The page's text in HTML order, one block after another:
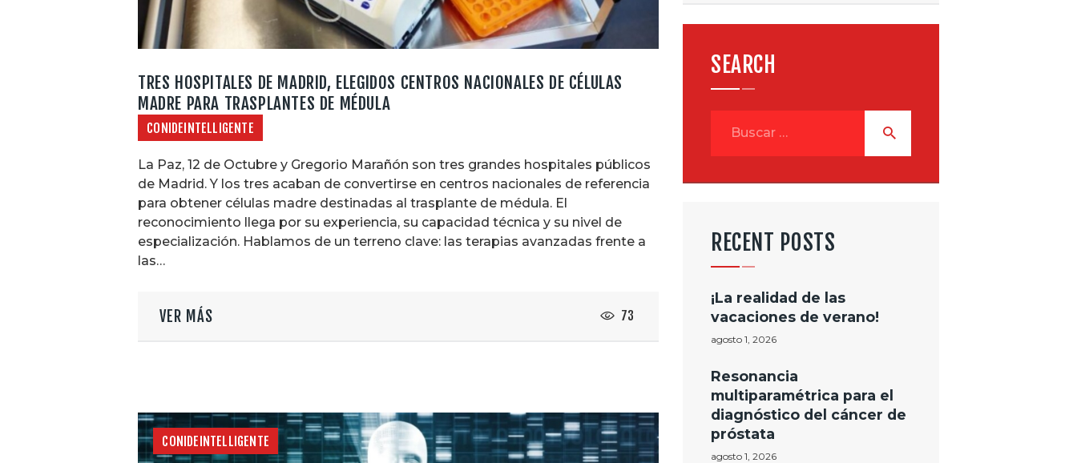
TRES HOSPITALES DE MADRID, ELEGIDOS CENTROS NACIONALES DE CÉLULAS
MADRE PARA TRASPLANTES DE MÉDULA
CONIDEINTELLIGENTE
La Paz, 12 de Octubre y Gregorio Marañón son tres grandes hospitales públicos
de Madrid. Y los tres acaban de convertirse en centros nacionales de referencia
para obtener células madre destinadas al trasplante de médula. El
reconocimiento llega por su experiencia, su capacidad técnica y su nivel de
especialización. Hablamos de un terreno clave: las terapias avanzadas frente a
las…
VER MÁS 73
CONIDEINTELLIGENTE
SEARCH
RECENT POSTS
¡La realidad de las
vacaciones de verano!
agosto 1, 2026
Resonancia
multiparamétrica para el
diagnóstico del cáncer de
próstata
agosto 1, 2026